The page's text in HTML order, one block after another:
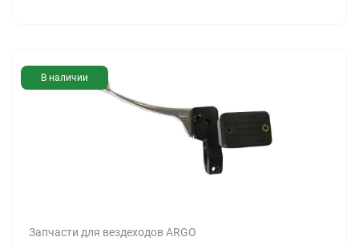
В наличии
Запчасти для вездеходов ARGO